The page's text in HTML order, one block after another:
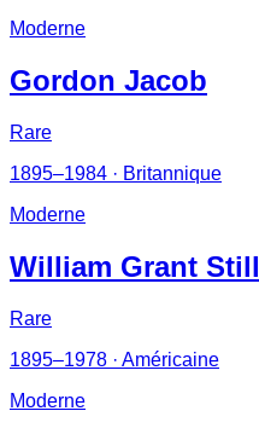
Moderne
Gordon Jacob
Rare
1895–1984 · Britannique
Moderne
William Grant Still
Rare
1895–1978 · Américaine
Moderne